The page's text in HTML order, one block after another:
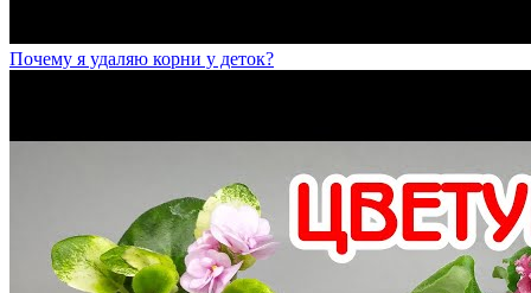
Почему я удаляю корни у деток?